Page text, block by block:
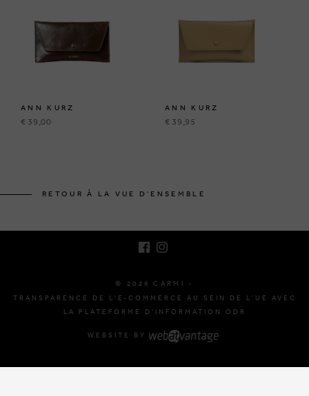
ANN KURZ
€ 39,00
ANN KURZ
€ 39,95
RETOUR À LA VUE D'ENSEMBLE
© 2026 CARMI -
TRANSPARENCE DE L'E-COMMERCE AU SEIN DE L'UE AVEC
LA PLATEFORME D'INFORMATION ODR
WEBSITE BY